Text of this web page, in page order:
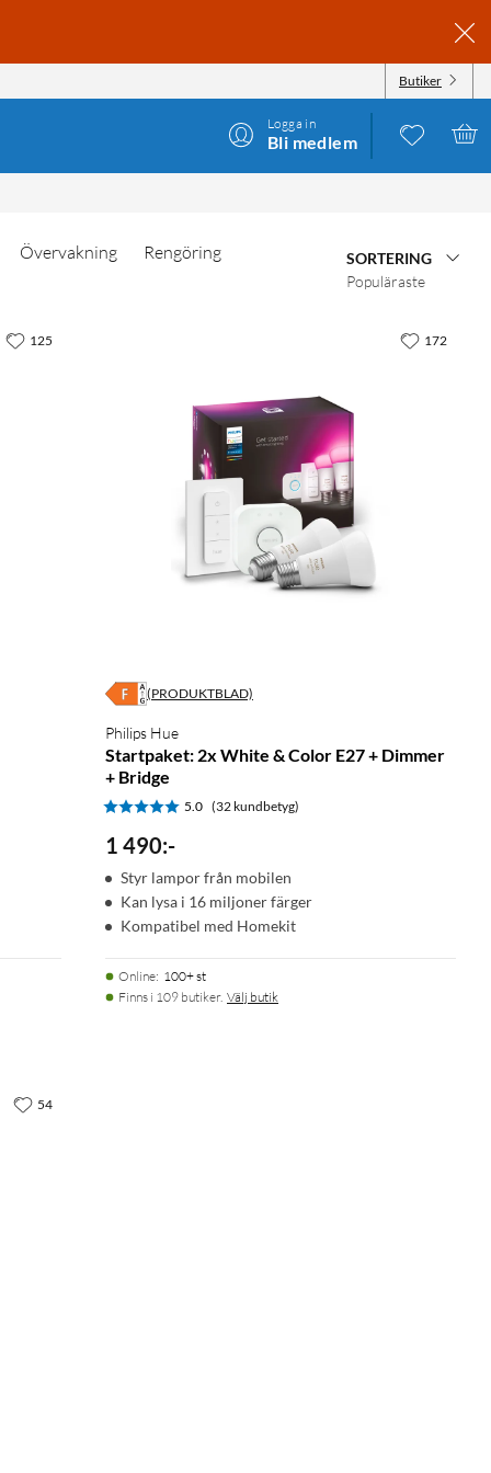
Butiker
Logga in
Bli medlem
Övervakning Rengöring
SORTERING
Populäraste
125
(PRODUKTBLAD)
Philips Hue
Startpaket: 2x White & Color E27 + Dimmer
+ Bridge
5.0 (32 kundbetyg)
1 490:-
Styr lampor från mobilen
Kan lysa i 16 miljoner färger
Kompatibel med Homekit
Online: 100+ st
Finns i 109 butiker. Välj butik
172
54